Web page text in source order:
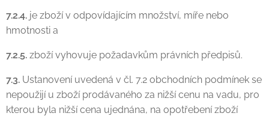
7.2.4. je zboží v odpovídajícím množství, míře nebo
hmotnosti a
7.2.5. zboží vyhovuje požadavkům právních předpisů.
7.3. Ustanovení uvedená v čl. 7.2 obchodních podmínek se
nepoužijí u zboží prodávaného za nižší cenu na vadu, pro
kterou byla nižší cena ujednána, na opotřebení zboží